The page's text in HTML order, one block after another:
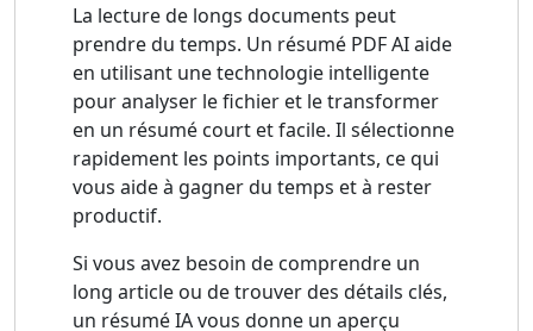
La lecture de longs documents peut
prendre du temps. Un résumé PDF AI aide
en utilisant une technologie intelligente
pour analyser le fichier et le transformer
en un résumé court et facile. Il sélectionne
rapidement les points importants, ce qui
vous aide à gagner du temps et à rester
productif.
Si vous avez besoin de comprendre un
long article ou de trouver des détails clés,
un résumé IA vous donne un aperçu